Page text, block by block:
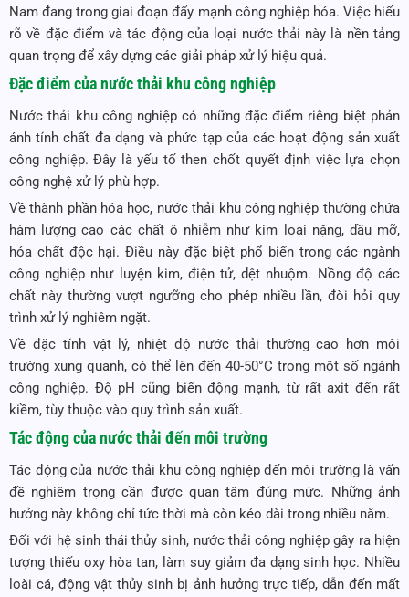
Nam đang trong giai đoạn đẩy mạnh công nghiệp hóa. Việc hiểu
rõ về đặc điểm và tác động của loại nước thải này là nền tảng
quan trọng để xây dựng các giải pháp xử lý hiệu quả.
Đặc điểm của nước thải khu công nghiệp
Nước thải khu công nghiệp có những đặc điểm riêng biệt phản
ánh tính chất đa dạng và phức tạp của các hoạt động sản xuất
công nghiệp. Đây là yếu tố then chốt quyết định việc lựa chọn
công nghệ xử lý phù hợp.
Về thành phần hóa học, nước thải khu công nghiệp thường chứa
hàm lượng cao các chất ô nhiễm như kim loại nặng, dầu mỡ,
hóa chất độc hại. Điều này đặc biệt phổ biến trong các ngành
công nghiệp như luyện kim, điện tử, dệt nhuộm. Nồng độ các
chất này thường vượt ngưỡng cho phép nhiều lần, đòi hỏi quy
trình xử lý nghiêm ngặt.
Về đặc tính vật lý, nhiệt độ nước thải thường cao hơn môi
trường xung quanh, có thể lên đến 40-50°C trong một số ngành
công nghiệp. Độ pH cũng biến động mạnh, từ rất axit đến rất
kiềm, tùy thuộc vào quy trình sản xuất.
Tác động của nước thải đến môi trường
Tác động của nước thải khu công nghiệp đến môi trường là vấn
đề nghiêm trọng cần được quan tâm đúng mức. Những ảnh
hưởng này không chỉ tức thời mà còn kéo dài trong nhiều năm.
Đối với hệ sinh thái thủy sinh, nước thải công nghiệp gây ra hiện
tượng thiếu oxy hòa tan, làm suy giảm đa dạng sinh học. Nhiều
loài cá, động vật thủy sinh bị ảnh hưởng trực tiếp, dẫn đến mất